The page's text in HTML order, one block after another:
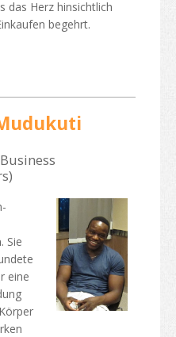
das Herz hinsichtlich
begehrt.
Sie
eine